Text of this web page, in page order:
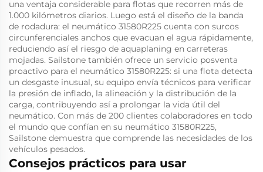
una ventaja considerable para flotas que recorren más de
1.000 kilómetros diarios. Luego está el diseño de la banda
de rodadura: el neumático 31580R225 cuenta con surcos
circunferenciales anchos que evacuan el agua rápidamente,
reduciendo así el riesgo de aquaplaning en carreteras
mojadas. Sailstone también ofrece un servicio posventa
proactivo para el neumático 31580R225: si una flota detecta
un desgaste inusual, su equipo envía técnicos para verificar
la presión de inflado, la alineación y la distribución de la
carga, contribuyendo así a prolongar la vida útil del
neumático. Con más de 200 clientes colaboradores en todo
el mundo que confían en su neumático 31580R225,
Sailstone demuestra que comprende las necesidades de los
vehículos pesados.
Consejos prácticos para usar